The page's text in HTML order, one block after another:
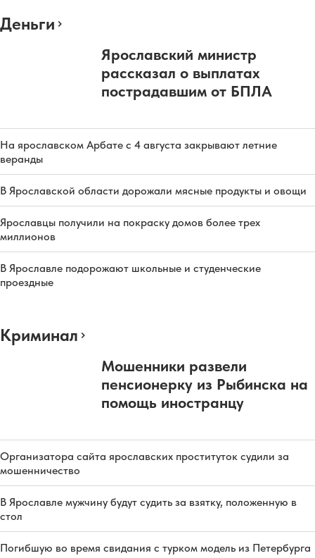
Деньги
Ярославский министр
рассказал о выплатах
пострадавшим от БПЛА
На ярославском Арбате с 4 августа закрывают летние
веранды
В Ярославской области дорожали мясные продукты и овощи
Ярославцы получили на покраску домов более трех
миллионов
В Ярославле подорожают школьные и студенческие
проездные
Криминал
Мошенники развели
пенсионерку из Рыбинска на
помощь иностранцу
Организатора сайта ярославских проституток судили за
мошенничество
В Ярославле мужчину будут судить за взятку, положенную в
стол
Погибшую во время свидания с турком модель из Петербурга